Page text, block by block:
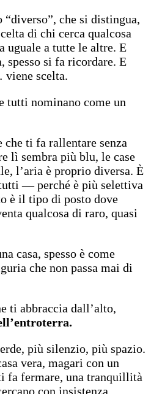
che si distingua,
di chi cerca qualcosa
uguale a tutte le altre. E
spesso si fa ricordare. E
scelta.
tutti nominano come un
ti fa rallentare senza
lì sembra più blu, le case
l’aria è proprio diversa. È
— perché è più selettiva
è il tipo di posto dove
qualcosa di raro, quasi
casa, spesso è come
che non passa mai di
ti abbraccia dall’alto,
più silenzio, più spazio.
vera, magari con un
fa fermare, una tranquillità
con insistenza.